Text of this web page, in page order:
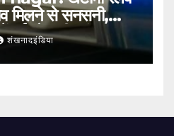
मिलने से सनसनी,
में हुई मौत की जांच शुरू
शंखनादइंडिया